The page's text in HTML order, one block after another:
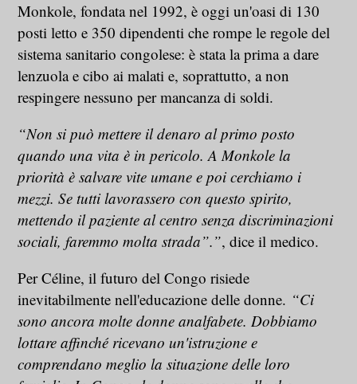
Monkole, fondata nel 1992, è oggi un'oasi di 130
posti letto e 350 dipendenti che rompe le regole del
sistema sanitario congolese: è stata la prima a dare
lenzuola e cibo ai malati e, soprattutto, a non
respingere nessuno per mancanza di soldi.
“Non si può mettere il denaro al primo posto
quando una vita è in pericolo. A Monkole la
priorità è salvare vite umane e poi cerchiamo i
mezzi. Se tutti lavorassero con questo spirito,
mettendo il paziente al centro senza discriminazioni
sociali, faremmo molta strada”.”, dice il medico.
Per Céline, il futuro del Congo risiede
inevitabilmente nell'educazione delle donne. “Ci
sono ancora molte donne analfabete. Dobbiamo
lottare affinché ricevano un'istruzione e
comprendano meglio la situazione delle loro